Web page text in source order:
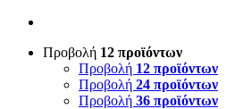
Προβολή 12 προϊόντων
Προβολή 12 προϊόντων
Προβολή 24 προϊόντων
Προβολή 36 προϊόντων